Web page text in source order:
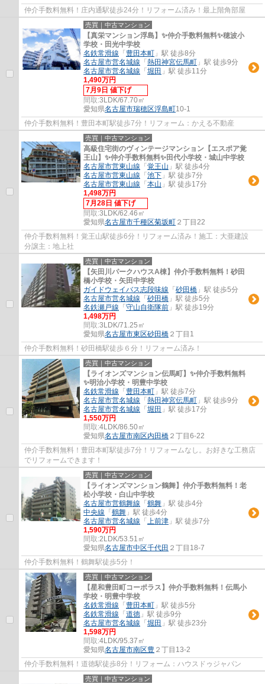
仲介手数料無料！庄内通駅徒歩24分！リフォーム済み！最上階角部屋
売買｜中古マンション
【真栄マンション浮島】✨️仲介手数料無料✨️穂波小
学校・田光中学校
名鉄常滑線 「 豊田本町 」駅 徒歩8分
名古屋市営名城線 「 熱田神宮伝馬町 」駅 徒歩9分
名古屋市営名城線 「 堀田 」駅 徒歩11分
1,490万円
7月9日 値下げ
間取:3LDK/67.70㎡
愛知県名古屋市瑞穂区浮島町10-1
仲介手数料無料！豊田本町駅徒歩7分！リフォーム：かえる不動産
売買｜中古マンション
高級住宅街のヴィンテージマンション【エスポア覚
王山】✨️仲介手数料無料✨️田代小学校・城山中学校
名古屋市営東山線 「 覚王山 」駅 徒歩4分
名古屋市営東山線 「 池下 」駅 徒歩7分
名古屋市営東山線 「 本山 」駅 徒歩17分
1,498万円
7月28日 値下げ
間取:3LDK/62.46㎡
愛知県名古屋市千種区菊坂町 ２丁目22
仲介手数料無料！覚王山駅徒歩6分！リフォーム済み！施工：大亜建設
分譲主：地上社
売買｜中古マンション
【矢田川パークハウスA棟】仲介手数料無料！砂田
橋小学校・矢田中学校
ガイドウェイバス志段味線 「 砂田橋 」駅 徒歩5分
名古屋市営名城線 「 砂田橋 」駅 徒歩5分
名鉄瀬戸線 「 守山自衛隊前 」駅 徒歩19分
1,498万円
間取:3LDK/71.25㎡
愛知県名古屋市東区砂田橋 ２丁目1
仲介手数料無料！砂田橋駅徒歩６分！リフォーム済み！
売買｜中古マンション
【ライオンズマンション伝馬町】✨️仲介手数料無料
✨️明治小学校・明豊中学校
名鉄常滑線 「 豊田本町 」駅 徒歩7分
名古屋市営名城線 「 熱田神宮伝馬町 」駅 徒歩9分
名古屋市営名城線 「 堀田 」駅 徒歩17分
1,550万円
間取:4LDK/86.50㎡
愛知県名古屋市南区内田橋 ２丁目6-22
仲介手数料無料！豊田本町駅徒歩7分！リフォームなし。お好きな工務店
でリフォームできます！
売買｜中古マンション
【ライオンズマンション鶴舞】仲介手数料無料！老
松小学校・白山中学校
名古屋市営鶴舞線 「 鶴舞 」駅 徒歩4分
中央線 「 鶴舞 」駅 徒歩4分
名古屋市営名城線 「 上前津 」駅 徒歩7分
1,590万円
間取:2LDK/53.51㎡
愛知県名古屋市中区千代田 ２丁目18-7
仲介手数料無料！鶴舞駅徒歩5分！
売買｜中古マンション
【星和豊田町コーポラス】仲介手数料無料！伝馬小
学校・明豊中学校
名鉄常滑線 「 豊田本町 」駅 徒歩5分
名鉄常滑線 「 道徳 」駅 徒歩9分
名古屋市営名城線 「 堀田 」駅 徒歩23分
1,598万円
間取:4LDK/95.37㎡
愛知県名古屋市南区豊 ２丁目13-2
仲介手数料無料！道徳駅徒歩8分！リフォーム：ハウスドゥジャパン
売買｜中古マンション